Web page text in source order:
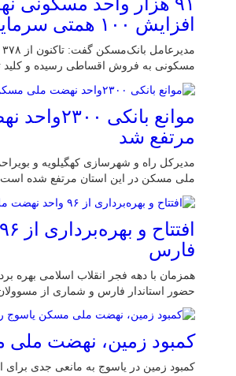
افزایش ۱۰۰ همتی سرمایه بانک مسکن
مسکونی به فروش اقساطی رسیده و
موانع
مرتفع شد
ملی مسکن در این استان مرتفع شده است.
فارس
حضور استاندار فارس و شماری از
کمبود زمین، نهضت ملی
کمبود زمین در یاسوج به مانعی جدی